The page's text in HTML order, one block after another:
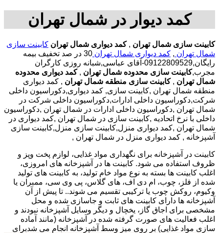
کمد دیوار در شمال تهران
کابینت سازی شمال تهران ,کمد دیواری شمال تهران کابینت سازی
شمال تهران , کمد دیواری شمال تهران
30 در صد تخفیف بیمه
رایگان,09122809529-آقای عباسی,شبانه روزی کارگران
مجرب,کابینت سازی محدوده شمال تهران ,کمد دیواری محدوده
شمال تهران , کابینت سازی منطقه شمال تهران , کمد دیواری
منطقه شمال تهران ,کابینت سازی, کمد دیواری,دکوراسیون داخلی
شرکت,دکوراسیون داخلی ادارات,دکوراسیون داخلی شرکت در
شمال تهران ,دکوراسیون داخلی ادارات در شمال تهران ,دکوراسیون
داخلی با نرخ اتحادیه ,کابینت سازی در شمال تهران ,کمد دیواری در
شمال تهران ,کمد دیواری منزل,کابینت سازی منزل,کابینت سازی
آشپزخانه , کمد دیواری منزل در شمال تهران ,
کابینت در آشپزخانه برای نگهداری مواد غذایی، لوازم پخت وپز و
ظروف استفاده می شود. کابینت ها در آشپزخانه های امروزی،
اغلب کابینت ها بسته به نوع مواد خام تولید، به کابینت های تولید
شده از فلز، چوب، ام دی اف، های گلاس، پی وی سی، ممبران یا
وکیوم، روکش چوب یا ترکیبی تقسیم می شوند.. تا پیش از آن
آشپزخانه ها دارای کابینت های ثابت و جاسازی شده و محل
مشخصی برای اجاق گاز، یخچال و دیگر وسایل آشپزخانه نبودند و
اغلب فعالیت های صورت گرفته شده در آشپزخانه (مانند آماده
سازی مواد غذایی) بر روی میز وسط آشپزخانه انجام می شدبرای